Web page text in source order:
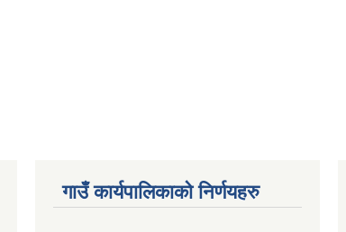
गाउँ कार्यपालिकाको निर्णयहरु